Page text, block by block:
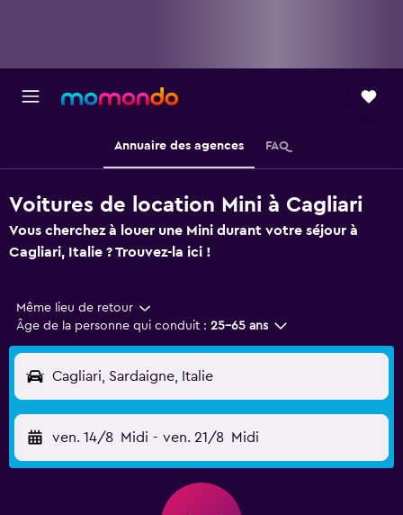
Annuaire des agences FAQ
Voitures de location Mini à Cagliari
Vous cherchez à louer une Mini durant votre séjour à
Cagliari, Italie ? Trouvez-la ici !
Même lieu de retour
Âge de la personne qui conduit : 25-65 ans
Cagliari, Sardaigne, Italie
ven. 14/8 Midi - ven. 21/8 Midi